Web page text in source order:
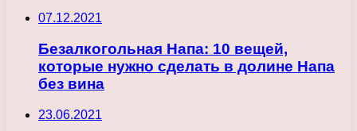
07.12.2021
Безалкогольная Напа: 10 вещей,
которые нужно сделать в долине Напа
без вина
23.06.2021